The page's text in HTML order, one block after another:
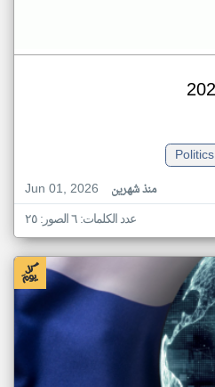
Politics
Jun 01, 2026
منذ شهرين
عدد الكلمات: ٦ الصور: ٢٥